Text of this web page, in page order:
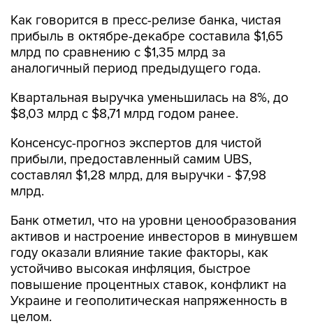
Как говорится в пресс-релизе банка, чистая
прибыль в октябре-декабре составила $1,65
млрд по сравнению с $1,35 млрд за
аналогичный период предыдущего года.
Квартальная выручка уменьшилась на 8%, до
$8,03 млрд с $8,71 млрд годом ранее.
Консенсус-прогноз экспертов для чистой
прибыли, предоставленный самим UBS,
составлял $1,28 млрд, для выручки - $7,98
млрд.
Банк отметил, что на уровни ценообразования
активов и настроение инвесторов в минувшем
году оказали влияние такие факторы, как
устойчиво высокая инфляция, быстрое
повышение процентных ставок, конфликт на
Украине и геополитическая напряженность в
целом.